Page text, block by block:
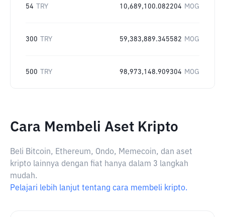
54 TRY 10,689,100.082204 MOG
300 TRY 59,383,889.345582 MOG
500 TRY 98,973,148.909304 MOG
Cara Membeli Aset Kripto
Beli Bitcoin, Ethereum, Ondo, Memecoin, dan aset
kripto lainnya dengan fiat hanya dalam 3 langkah
mudah.
Pelajari lebih lanjut tentang cara membeli kripto.